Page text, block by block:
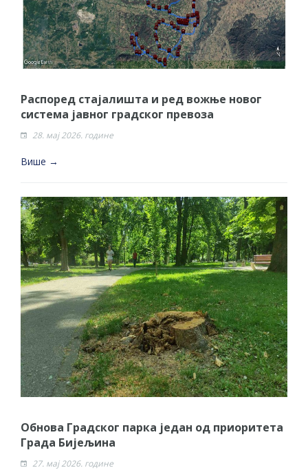
Распоред стајалишта и ред вожње новог
система јавног градског превоза
28. мај 2026. године
Више →
Обнова Градског парка један од приоритета
Града Бијељина
27. мај 2026. године